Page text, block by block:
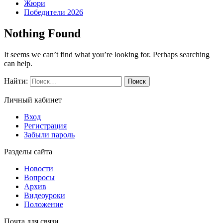
Жюри
Победители 2026
Nothing Found
It seems we can’t find what you’re looking for. Perhaps searching
can help.
Найти:
Личный кабинет
Вход
Регистрация
Забыли пароль
Разделы сайта
Новости
Вопросы
Архив
Видеоуроки
Положение
Почта для связи